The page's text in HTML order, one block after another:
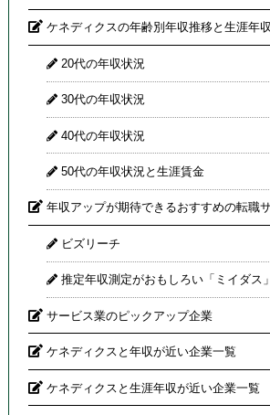
ケネディクスの年齢別年収推移と生涯年
20代の年収状況
30代の年収状況
40代の年収状況
50代の年収状況と生涯賃金
年収アップが期待できるおすすめの転職
ビズリーチ
推定年収測定がおもしろい「ミイダス」
サービス業のピックアップ企業
ケネディクスと年収が近い企業一覧
ケネディクスと生涯年収が近い企業一覧